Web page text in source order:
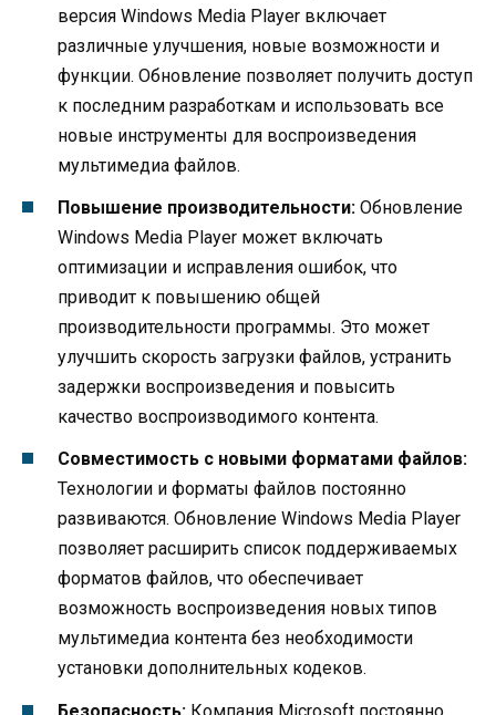
версия Windows Media Player включает
различные улучшения, новые возможности и
функции. Обновление позволяет получить доступ
к последним разработкам и использовать все
новые инструменты для воспроизведения
мультимедиа файлов.
Повышение производительности: Обновление
Windows Media Player может включать
оптимизации и исправления ошибок, что
приводит к повышению общей
производительности программы. Это может
улучшить скорость загрузки файлов, устранить
задержки воспроизведения и повысить
качество воспроизводимого контента.
Совместимость с новыми форматами файлов:
Технологии и форматы файлов постоянно
развиваются. Обновление Windows Media Player
позволяет расширить список поддерживаемых
форматов файлов, что обеспечивает
возможность воспроизведения новых типов
мультимедиа контента без необходимости
установки дополнительных кодеков.
Безопасность: Компания Microsoft постоянно